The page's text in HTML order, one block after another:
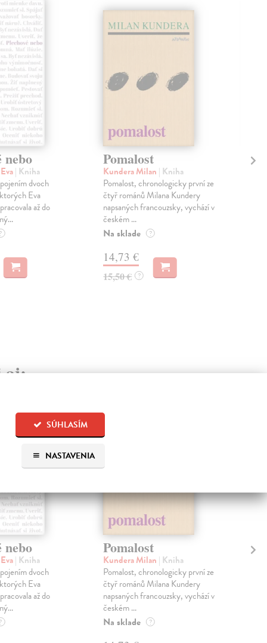
SÚHLASÍM
NASTAVENIA
nebo
| Kniha
dvoch
Eva
až do
Pomalost
Kundera Milan | Kniha
Pomalost, chronologicky první ze
čtyř románů Milana Kundery
napsaných francouzsky, vychází v
českém ...
Na sklade ?
14,73 €
15,50 € ?
aj:
nebo
| Kniha
dvoch
Eva
až do
?
Pomalost
Kundera Milan | Kniha
Pomalost, chronologicky první ze
čtyř románů Milana Kundery
napsaných francouzsky, vychází v
českém ...
Na sklade ?